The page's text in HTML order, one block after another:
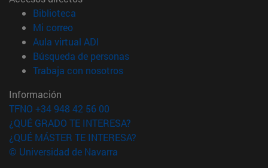
Biblioteca
Mi correo(abre en nueva ventana)
Aula virtual ADI
Búsqueda de personas(abre en nueva ventana)
Trabaja con nosotros(abre en nueva ventana)
Información
TFNO +34 948 42 56 00
¿QUÉ GRADO TE INTERESA?
¿QUÉ MÁSTER TE INTERESA?
© Universidad de Navarra